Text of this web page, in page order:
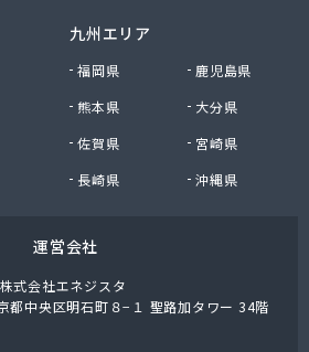
株式会社 宇都宮サービスセン
真岡営業所
那須営業所
社
商業協同組合
本社
九州エリア
福岡県
鹿児島県
熊本県
大分県
佐賀県
宮崎県
長崎県
沖縄県
運営会社
株式会社エネジスタ
都中央区明石町８−１ 聖路加タワー 34階